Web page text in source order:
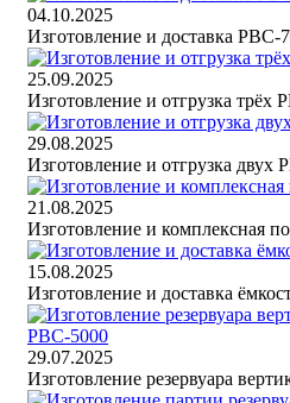
04.10.2025
Изготовление и доставка РВС-
25.09.2025
Изготовление и отгрузка трёх
29.08.2025
Изготовление и отгрузка двух
21.08.2025
Изготовление и комплексная
15.08.2025
Изготовление и доставка
29.07.2025
Изготовление резервуара